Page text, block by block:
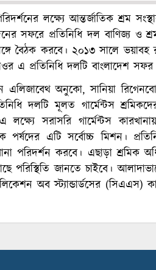
লক্ষ্যে আন্তর্জাতিক শ্রম
সফরে প্রতিনিধি দল বাণিজ্য ও
বৈঠক করবে। ২০১৩ সালে ভয়াবহ
এ প্রতিনিধি দলটি বাংলাদেশ
এলিজাবেথ অনুকো, সানিয়া
দলটি মূলত গার্মেন্টস
সরাসরি গার্মেন্টস
এটি সর্বোচ্চ মিশন।
পরিদর্শন করবে। এছাড়া শ্রমিক
পরিস্থিতি জানতে চাইবে।
অব স্ট্যান্ডার্ডসের (সিএএস)